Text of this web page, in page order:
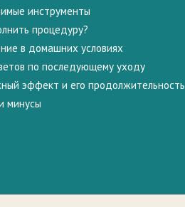
инструменты
процедуру?
в домашних условиях
по последующему уходу
эффект и его продолжительность
минусы